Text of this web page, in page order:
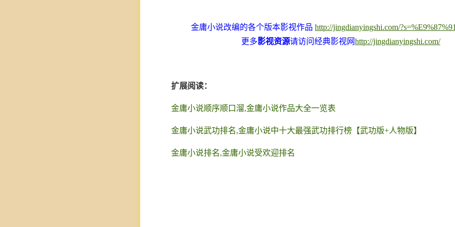
金庸小说改编的各个版本影视作品 http://jingdianyingshi.com/
更多影视资源请访问经典影视网http://jingdianyingshi.com/
扩展阅读：
金庸小说顺序顺口溜,金庸小说作品大全一览表
金庸小说武功排名,金庸小说中十大最强武功排行榜【武功版+人物版】
金庸小说排名,金庸小说受欢迎排名